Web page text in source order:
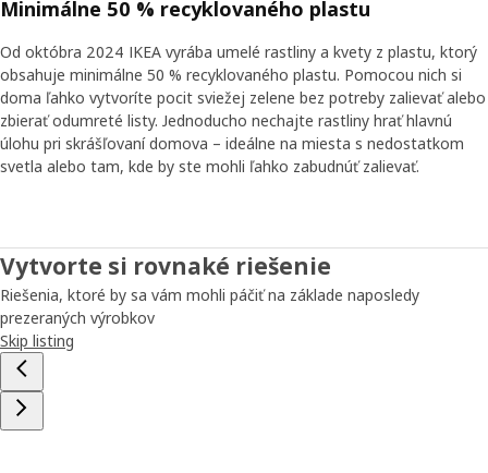
Minimálne 50 % recyklovaného plastu
Od októbra 2024 IKEA vyrába umelé rastliny a kvety z plastu, ktorý
obsahuje minimálne 50 % recyklovaného plastu. Pomocou nich si
doma ľahko vytvoríte pocit sviežej zelene bez potreby zalievať alebo
zbierať odumreté listy. Jednoducho nechajte rastliny hrať hlavnú
úlohu pri skrášľovaní domova – ideálne na miesta s nedostatkom
svetla alebo tam, kde by ste mohli ľahko zabudnúť zalievať.
Vytvorte si rovnaké riešenie
Riešenia, ktoré by sa vám mohli páčiť na základe naposledy
prezeraných výrobkov
Skip listing